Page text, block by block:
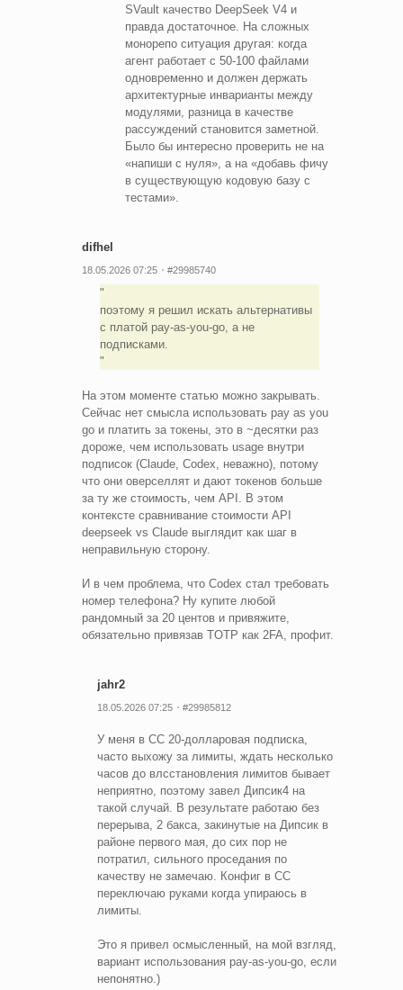
SVault качество DeepSeek V4 и
правда достаточное. На сложных
монорепо ситуация другая: когда
агент работает с 50-100 файлами
одновременно и должен держать
архитектурные инварианты между
модулями, разница в качестве
рассуждений становится заметной.
Было бы интересно проверить не на
«напиши с нуля», а на «добавь фичу
в существующую кодовую базу с
тестами».
difhel
18.05.2026 07:25 #29985740
поэтому я решил искать альтернативы
с платой pay-as-you-go, а не
подписками.
На этом моменте статью можно закрывать.
Сейчас нет смысла использовать pay as you
go и платить за токены, это в ~десятки раз
дороже, чем использовать usage внутри
подписок (Claude, Codex, неважно), потому
что они оверселлят и дают токенов больше
за ту же стоимость, чем API. В этом
контексте сравнивание стоимости API
deepseek vs Claude выглядит как шаг в
неправильную сторону.
И в чем проблема, что Codex стал требовать
номер телефона? Ну купите любой
рандомный за 20 центов и привяжите,
обязательно привязав TOTP как 2FA, профит.
jahr2
18.05.2026 07:25 #29985812
У меня в СС 20-долларовая подписка,
часто выхожу за лимиты, ждать несколько
часов до влсстановления лимитов бывает
неприятно, поэтому завел Дипсик4 на
такой случай. В результате работаю без
перерыва, 2 бакса, закинутые на Дипсик в
районе первого мая, до сих пор не
потратил, сильного проседания по
качеству не замечаю. Конфиг в СС
переключаю руками когда упираюсь в
лимиты.
Это я привел осмысленный, на мой взгляд,
вариант использования pay-as-you-go, если
непонятно.)